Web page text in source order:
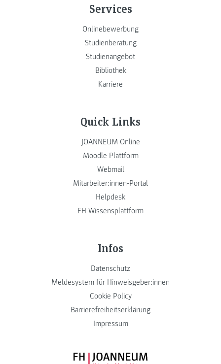
Services
Onlinebewerbung
Studienberatung
Studienangebot
Bibliothek
Karriere
Quick Links
JOANNEUM Online
Moodle Plattform
Webmail
Mitarbeiter:innen-Portal
Helpdesk
FH Wissensplattform
Infos
Datenschutz
Meldesystem für Hinweisgeber:innen
Cookie Policy
Barrierefreiheitserklärung
Impressum
FH JOANNEUM Logo